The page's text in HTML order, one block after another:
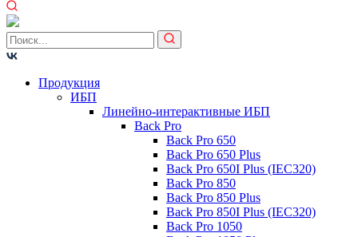
Продукция
ИБП
Линейно-интерактивные ИБП
Back Pro
Back Pro 650
Back Pro 650 Plus
Back Pro 650I Plus (IEC320)
Back Pro 850
Back Pro 850 Plus
Back Pro 850I Plus (IEC320)
Back Pro 1050